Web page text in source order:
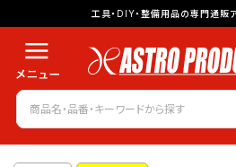
工具・DIY・整備用品の専門通販